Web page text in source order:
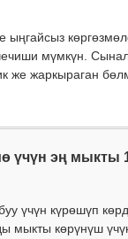
ыңгайсыз
мүмкүн.
же жаркыраган
үчүн эң мыкты
үчүн күрөшүп
мыкты көрүнүш